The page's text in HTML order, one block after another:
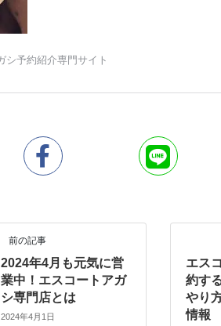
前の記事
2024年4月も元気に営
業中！エスコートアガ
シ専門店とは
2024年4月1日
エス
約す
やり
情報